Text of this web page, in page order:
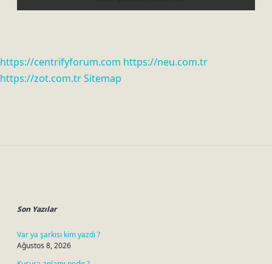
https://centrifyforum.com https://neu.com.tr
https://zot.com.trSitemap
Son Yazılar
Var ya şarkısı kim yazdı ?
Ağustos 8, 2026